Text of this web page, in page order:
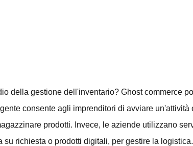
della gestione dell'inventario? Ghost commerce
consente agli imprenditori di avviare un'attività
prodotti. Invece, le aziende utilizzano
richiesta o prodotti digitali, per gestire la logistica.